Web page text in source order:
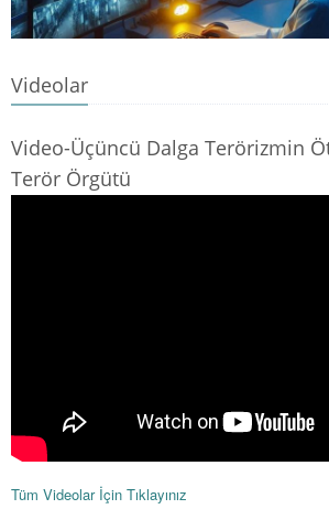
Videolar
Video-Üçüncü Dalga Terörizmin
Terör Örgütü
Tüm Videolar İçin Tıklayınız